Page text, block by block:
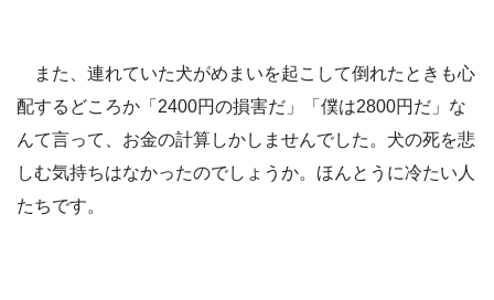
また、連れていた犬がめまいを起こして倒れたときも心
配するどころか「2400円の損害だ」「僕は2800円だ」な
んて言って、お金の計算しかしませんでした。犬の死を悲
しむ気持ちはなかったのでしょうか。ほんとうに冷たい人
たちです。